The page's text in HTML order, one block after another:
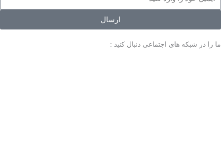
ارسال
ما را در شبکه های اجتماعی دنبال کنید :